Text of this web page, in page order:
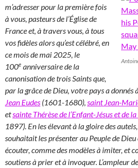
m’adresser pour la première fois
à vous, pasteurs de l’Église de
France et, à travers vous, à tous
vos fidèles alors qu’est célébré, en
ce mois de mai 2025, le
100e anniversaire de la
canonisation de trois Saints que,
par la grâce de Dieu, votre pays a donnés
Jean Eudes (1601-1680), saint Jean-
etsainte Thérèse de l’Enfant-Jésus et de
1897). En les élevant à la gloire des
souhaitait les présenter au Peuple de
écouter, comme des modèles à imiter, et
soutiens à prier et à invoquer. L’ampleur